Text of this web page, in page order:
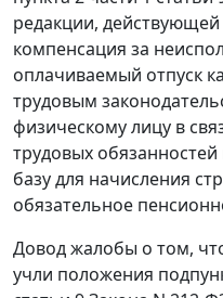
редакции,
компенсация за
оплачиваемый отпуск
трудовым
физическому лицу в
трудовых
базу для начисления
обязательное
Довод жалобы о том,
учли положения